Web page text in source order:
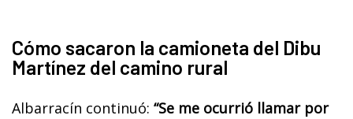
Cómo sacaron la camioneta del Dibu
Martínez del camino rural
Albarracín continuó: “Se me ocurrió llamar por